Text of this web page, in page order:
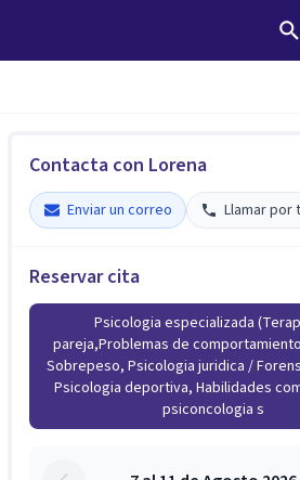
Contacta con Lorena
Enviar un correo Llamar por
Reservar cita
Psicologia especializada
pareja,Problemas de
Sobrepeso, Psicologia juridica /
Psicologia deportiva, Habilidades
psiconcologia s